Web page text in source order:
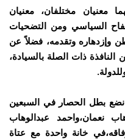
معنيان مختلفان، معنيان
السياسي ومن التضحيات
وإزدهاره وتقدمه، فضلاً عن
ذات الصلة بالسيادة،
نضع بطل الحصار في السبعين
نعمان،واحمد عبدالوهاب
خانة واحدة مع عتاة